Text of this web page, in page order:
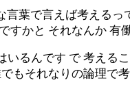
葉で言えば考える
すかと それなんか 有
るんです で 考える
もそれなりの論理で